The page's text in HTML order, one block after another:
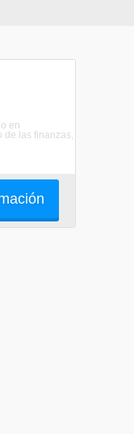
en
de las finanzas,